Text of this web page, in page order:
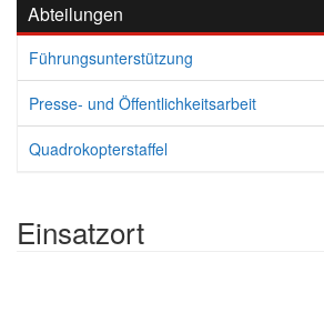
Abteilungen
Führungsunterstützung
Presse- und Öffentlichkeitsarbeit
Quadrokopterstaffel
Einsatzort